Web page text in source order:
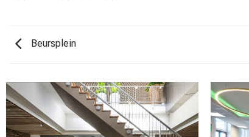
Beursplein